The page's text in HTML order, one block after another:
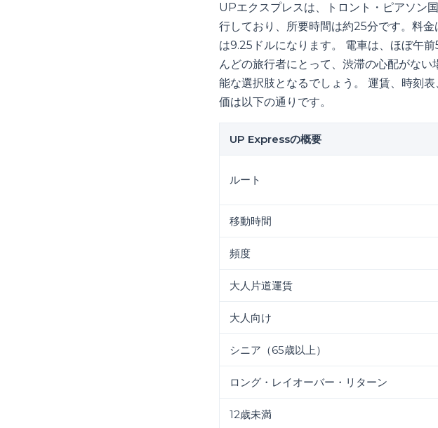
UPエクスプレスは、トロント・ピアソン
行しており、所要時間は約25分です。料
は9.25ドルになります。 電車は、ほぼ午
んどの旅行者にとって、渋滞の心配がな
能な選択肢となるでしょう。 運賃、時刻
価は以下の通りです。
UP Expressの概要
ルート
移動時間
頻度
大人片道運賃
大人向け
シニア（65歳以上）
ロング・レイオーバー・リターン
12歳未満